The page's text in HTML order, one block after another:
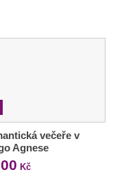
večeře v
Agnese
Kč